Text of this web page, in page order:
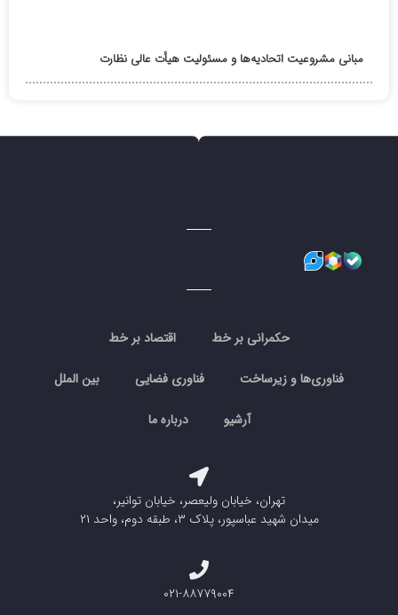
مبانی مشروعیت اتحادیه‌ها و مسئولیت هیأت عالی نظارت
حکمرانی بر خط اقتصاد بر خط
فناوری‌ها و زیرساخت فناوری فضایی بین الملل
آرشیو درباره ما
تهران، خیابان ولیعصر، خیابان توانیر،
میدان شهید عباسپور، پلاک ۳، طبقه دوم، واحد ۲۱
۰۲۱-۸۸۷۷۹۰۰۴